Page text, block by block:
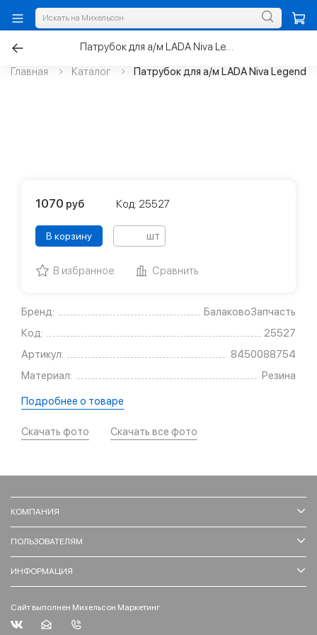
Главная Каталог Патрубок для а/м LADA Niva Legend
Патрубок для а/м LADA Niva Legend 2026 с двс 1.8 впускной трубы
Бренд:
БалаковоЗапчасть
Код:
25527
Артикул:
8450088754
Материал:
Резина
Подробнее о товаре
Скачать фото Скачать все фото
1070 руб Код: 25527
В корзину шт
В избранное Сравнить
КОМПАНИЯ
ПОЛЬЗОВАТЕЛЯМ
ИНФОРМАЦИЯ
Сайт выполнен Михельсон Маркетинг